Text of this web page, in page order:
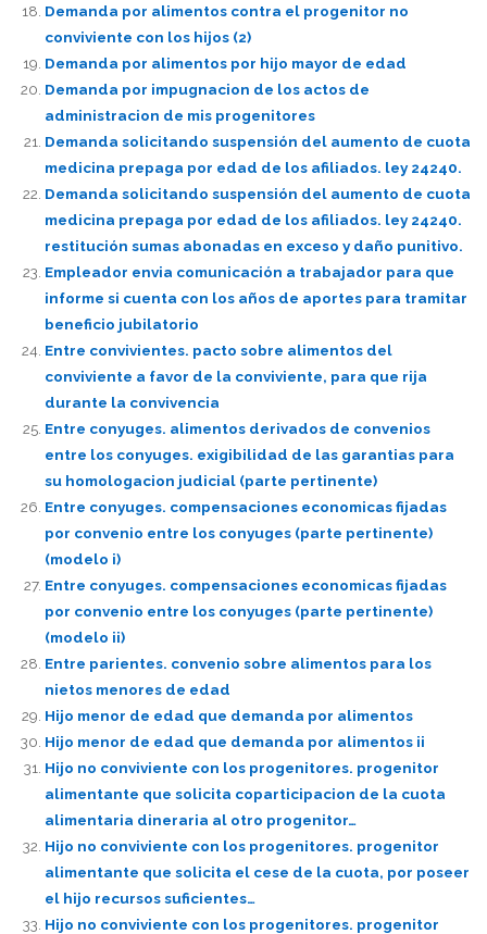
Demanda por alimentos contra el progenitor no
conviviente con los hijos (2)
Demanda por alimentos por hijo mayor de edad
Demanda por impugnacion de los actos de
administracion de mis progenitores
Demanda solicitando suspensión del aumento de cuota
medicina prepaga por edad de los afiliados. ley 24240.
Demanda solicitando suspensión del aumento de cuota
medicina prepaga por edad de los afiliados. ley 24240.
restitución sumas abonadas en exceso y daño punitivo.
Empleador envia comunicación a trabajador para que
informe si cuenta con los años de aportes para tramitar
beneficio jubilatorio
Entre convivientes. pacto sobre alimentos del
conviviente a favor de la conviviente, para que rija
durante la convivencia
Entre conyuges. alimentos derivados de convenios
entre los conyuges. exigibilidad de las garantias para
su homologacion judicial (parte pertinente)
Entre conyuges. compensaciones economicas fijadas
por convenio entre los conyuges (parte pertinente)
(modelo i)
Entre conyuges. compensaciones economicas fijadas
por convenio entre los conyuges (parte pertinente)
(modelo ii)
Entre parientes. convenio sobre alimentos para los
nietos menores de edad
Hijo menor de edad que demanda por alimentos
Hijo menor de edad que demanda por alimentos ii
Hijo no conviviente con los progenitores. progenitor
alimentante que solicita coparticipacion de la cuota
alimentaria dineraria al otro progenitor…
Hijo no conviviente con los progenitores. progenitor
alimentante que solicita el cese de la cuota, por poseer
el hijo recursos suficientes…
Hijo no conviviente con los progenitores. progenitor